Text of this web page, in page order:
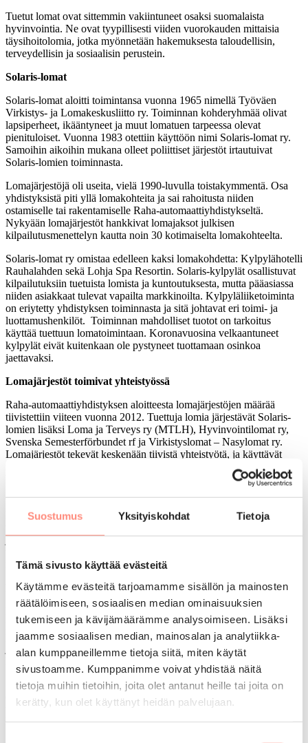
Suostumus Yksityiskohdat Tietoja
Tämä sivusto käyttää evästeitä
Käytämme evästeitä tarjoamamme sisällön ja mainosten
räätälöimiseen, sosiaalisen median ominaisuuksien
tukemiseen ja kävijämäärämme analysoimiseen. Lisäksi
jaamme sosiaalisen median, mainosalan ja analytiikka-
alan kumppaneillemme tietoja siitä, miten käytät
sivustoamme. Kumppanimme voivat yhdistää näitä
tietoja muihin tietoihin, joita olet antanut heille tai joita on
kerätty, kun olet käyttänyt heidän palvelujaan.
Tuetut lomat ovat sittemmin vakiintuneet osaksi suomalaista
hyvinvointia. Ne ovat tyypillisesti viiden vuorokauden mittaisia
täysihoitolomia, jotka myönnetään hakemuksesta taloudellisin,
terveydellisin ja sosiaalisin perustein.
Solaris-lomat
Solaris-lomat aloitti toimintansa vuonna 1965 nimellä Työväen
Virkistys- ja Lomakeskusliitto ry. Toiminnan kohderyhmää olivat
lapsiperheet, ikääntyneet ja muut lomatuen tarpeessa olevat
pienituloiset. Vuonna 1983 otettiin käyttöön nimi Solaris-lomat ry.
Samoihin aikoihin mukana olleet poliittiset järjestöt irtautuivat
Solaris-lomien toiminnasta.
Lomajärjestöjä oli useita, vielä 1990-luvulla toistakymmentä. Osa
yhdistyksistä piti yllä lomakohteita ja sai rahoitusta niiden
ostamiselle tai rakentamiselle Raha-automaattiyhdistykseltä.
Nykyään lomajärjestöt hankkivat lomajaksot julkisen
kilpailutusmenettelyn kautta noin 30 kotimaiselta lomakohteelta.
Solaris-lomat ry omistaa edelleen kaksi lomakohdetta: Kylpylähotelli
Rauhalahden sekä Lohja Spa Resortin. Solaris-kylpylät osallistuvat
kilpailutuksiin tuetuista lomista ja kuntoutuksesta, mutta pääasiassa
niiden asiakkaat tulevat vapailta markkinoilta. Kylpyläliiketoiminta
on eriytetty yhdistyksen toiminnasta ja sitä johtavat eri toimi- ja
luottamushenkilöt. Toiminnan mahdolliset tuotot on tarkoitus
käyttää tuettuun lomatoimintaan. Koronavuosina velkaantuneet
kylpylät eivät kuitenkaan ole pystyneet tuottamaan osinkoa
jaettavaksi.
Lomajärjestöt toimivat yhteistyössä
Raha-automaattiyhdistyksen aloitteesta lomajärjestöjen määrää
tiivistettiin viiteen vuonna 2012. Tuettuja lomia järjestävät Solaris-
lomien lisäksi Loma ja Terveys ry (MTLH), Hyvinvointilomat ry,
Svenska Semesterförbundet rf ja Virkistyslomat – Nasylomat ry.
Lomajärjestöt tekevät keskenään tiivistä yhteistyötä, ja käyttävät
muun muassa samaa sähköistä asiakasjärjestelmää. Toiminta
keskittyy lomien järjestämiseen ja hallinnon kulut ovat pienet.
Lomatoiminnan avustukset siirrettiin STM:n uuteen Sosiaali- ja
järjestelmän muutoksista huolimatta samana: tarjota lepoa,
mahdollisuutta.
Pandemia lisäsi tuettujen lomien tarvetta
Koronapandemian jälkeen tuettujen lomien paikkaa oli helpompi
perustella kuin aikoihin. Kaikki saivat kokea miltä tuntuu, kun ei
pääse pois kotiympyröistä. Näköalat kapenevat, aktiivisuus vähenee
ja alkaa helposti ahdistaa. Tällaista monien pienituloisten arki on
Suomessa elää suuri joukko ihmisiä, joille loma kodin ulkopuolella
ei ole mahdollista ilman lomatukea. Solaris-lomalainen voi olla
työssä, eläkkeellä, lasten kanssa kotona, työtön tai työkyvytön.
Lomaa todellakin tarvitsevat myös ne, jotka eivät ole työelämässä!